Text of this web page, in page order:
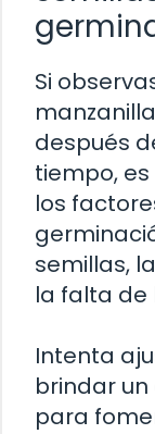
Si
después
tiempo,
los
semillas,
la falta de
Intenta
brindar
para